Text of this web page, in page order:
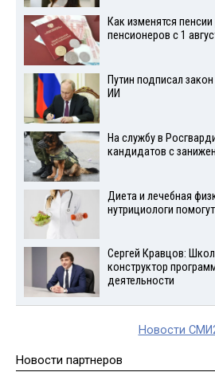
Как изменятся
пенсионеров с 1
Путин подписал
ИИ
На службу в
кандидатов с
Диета и лечебная
нутрициологи
Сергей Кравцов:
конструктор
деятельности
Новости
Новости партнеров